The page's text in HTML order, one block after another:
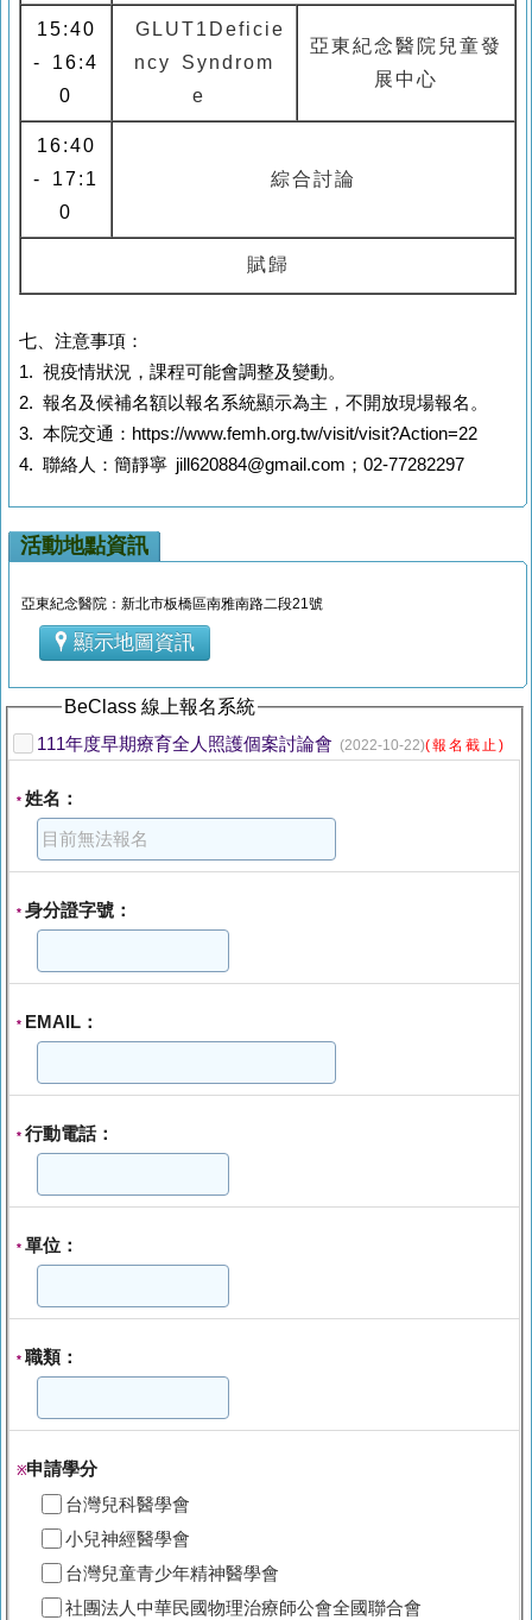
15:40
- 16:4
0
GLUT1Deficie
ncy Syndrom
e
亞東紀念醫院兒童發
展中心
16:40
- 17:1
0
綜合討論
賦歸
七、注意事項：
1. 視疫情狀況，課程可能會調整及變動。
2. 報名及候補名額以報名系統顯示為主，不開放現場報名。
3. 本院交通：https://www.femh.org.tw/visit/visit?Action=22
4. 聯絡人：簡靜寧 jill620884@gmail.com；02-77282297
活動地點資訊
亞東紀念醫院：新北市板橋區南雅南路二段21號
顯示地圖資訊
BeClass 線上報名系統
111年度早期療育全人照護個案討論會 (2022-10-22)(報名截止)
* 姓名：
* 身分證字號：
* EMAIL：
* 行動電話：
* 單位：
* 職類：
※申請學分
台灣兒科醫學會
小兒神經醫學會
台灣兒童青少年精神醫學會
社團法人中華民國物理治療師公會全國聯合會